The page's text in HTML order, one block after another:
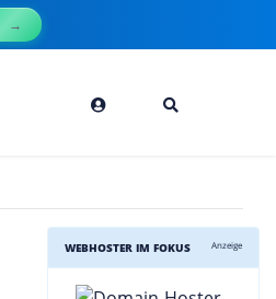
WEBHOSTER IM FOKUS Anzeige